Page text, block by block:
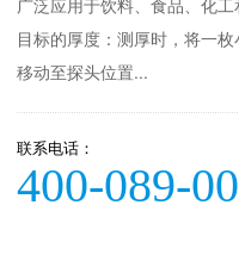
广泛应用于饮料、食品、化
目标的厚度：测厚时，将一
移动至探头位置...
联系电话：
400-089-